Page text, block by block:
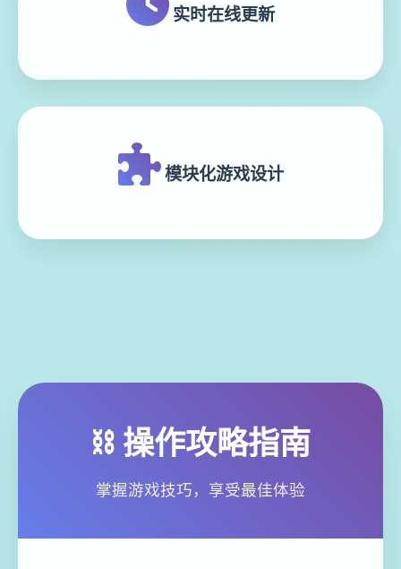
实时在线更新
模块化游戏设计
⛓️ 操作攻略指南
掌握游戏技巧，享受最佳体验